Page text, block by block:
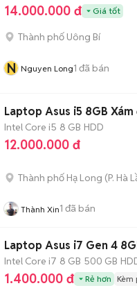
14.000.000 đ Giá tốt
Thành phố Uông Bí
N Nguyen Long1 đã bán
Laptop Asus i5 8GB Xám
Intel Core i5 8 GB HDD
12.000.000 đ
Thành phố Hạ Long (P. Hà
Thành Xin1 đã bán
Laptop Asus i7 Gen 4
Intel Core i7 8 GB 500 GB
1.400.000 đ Rẻ hơn Kèm